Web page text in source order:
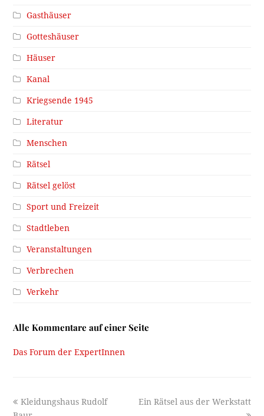
Gasthäuser
Gotteshäuser
Häuser
Kanal
Kriegsende 1945
Literatur
Menschen
Rätsel
Rätsel gelöst
Sport und Freizeit
Stadtleben
Veranstaltungen
Verbrechen
Verkehr
Alle Kommentare auf einer Seite
Das Forum der ExpertInnen
previous
Kleidungshaus Rudolf
next
Ein Rätsel aus der Werkstatt